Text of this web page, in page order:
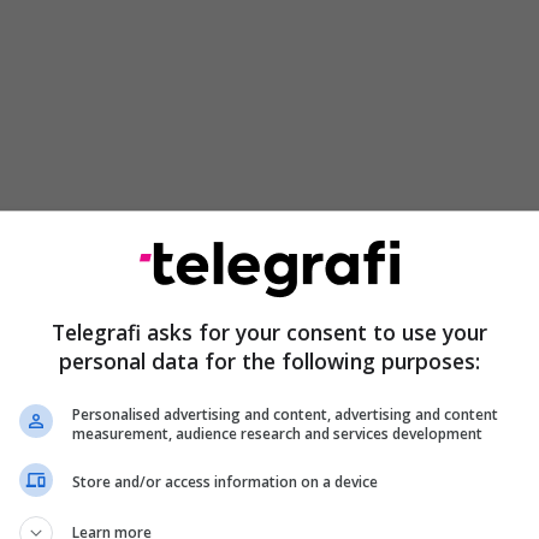
se kishte pasur kohë të mjaftueshme për të
të re kolektive, por nuk e bëri këtë.
të negociuar ose rinegociuar marrëveshjen
të dëshironit vërtet një marrëveshje më të mirë,
menjëherë pasi të kishte skaduar ajo e
e LSDM-së.
i propozuar i buxhetit tregon se Ministria nuk
Telegrafi asks for your consent to use your
personal data for the following purposes:
Personalised advertising and content, advertising and content
measurement, audience research and services development
Store and/or access information on a device
Learn more